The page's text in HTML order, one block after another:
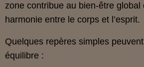
zone contribue au bien‑être
harmonie entre le corps et l’esprit.
Quelques repères simples
équilibre :